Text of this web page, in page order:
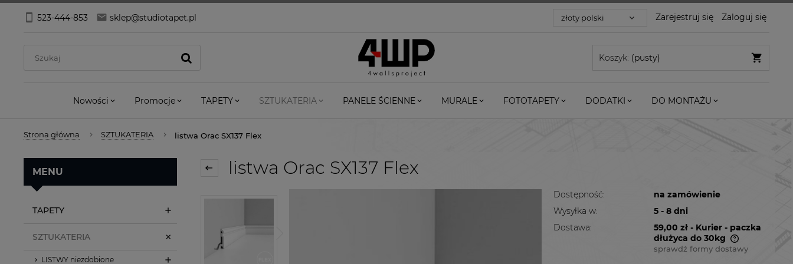
523-444-853 sklep@studiotapet.pl Zarejestruj się Zaloguj się
Koszyk: (pusty)
Nowości Promocje TAPETY SZTUKATERIA PANELE ŚCIENNE MURALE FOTOTAPETY DODATKI DO MONTAŻU
Strona główna SZTUKATERIA listwa Orac SX137 Flex
MENU
TAPETY
SZTUKATERIA
LISTWY niezdobione
listwa Orac SX137 Flex
Dostępność:
na zamówienie
Wysyłka w:
5 - 8 dni
Dostawa:
59,00 zł - Kurier - paczka
dłużyca do 30kg
sprawdź formy dostawy